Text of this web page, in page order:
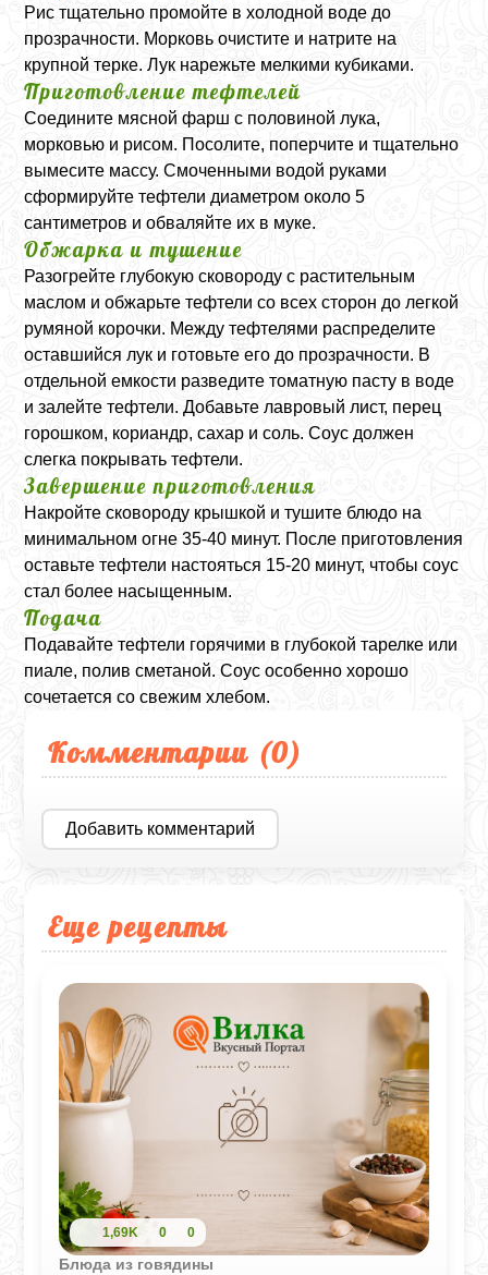
Рис тщательно промойте в холодной воде до
прозрачности. Морковь очистите и натрите на
крупной терке. Лук нарежьте мелкими кубиками.
Приготовление тефтелей
Соедините мясной фарш с половиной лука,
морковью и рисом. Посолите, поперчите и тщательно
вымесите массу. Смоченными водой руками
сформируйте тефтели диаметром около 5
сантиметров и обваляйте их в муке.
Обжарка и тушение
Разогрейте глубокую сковороду с растительным
маслом и обжарьте тефтели со всех сторон до легкой
румяной корочки. Между тефтелями распределите
оставшийся лук и готовьте его до прозрачности. В
отдельной емкости разведите томатную пасту в воде
и залейте тефтели. Добавьте лавровый лист, перец
горошком, кориандр, сахар и соль. Соус должен
слегка покрывать тефтели.
Завершение приготовления
Накройте сковороду крышкой и тушите блюдо на
минимальном огне 35-40 минут. После приготовления
оставьте тефтели настояться 15-20 минут, чтобы соус
стал более насыщенным.
Подача
Подавайте тефтели горячими в глубокой тарелке или
пиале, полив сметаной. Соус особенно хорошо
сочетается со свежим хлебом.
Комментарии (0)
Добавить комментарий
Еще рецепты
1,69K 0 0
Блюда из говядины